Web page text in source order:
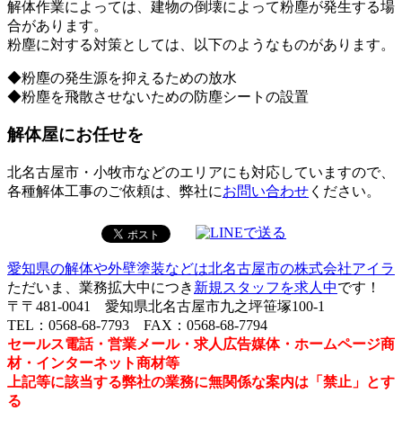
解体作業によっては、建物の倒壊によって粉塵が発生する場
合があります。
粉塵に対する対策としては、以下のようなものがあります。
◆粉塵の発生源を抑えるための放水
◆粉塵を飛散させないための防塵シートの設置
解体屋にお任せを
北名古屋市・小牧市などのエリアにも対応していますので、
各種解体工事のご依頼は、弊社にお問い合わせ ください。
愛知県の解体や外壁塗装などは北名古屋市の株式会社アイラ
ただいま、業務拡大中につき 新規スタッフを求人中です！
〒〒481-0041 愛知県北名古屋市九之坪笹塚100-1
TEL：0568-68-7793 FAX：0568-68-7794
セールス電話・営業メール・求人広告媒体・ホームページ商
材・インターネット商材等
上記等に該当する弊社の業務に無関係な案内は「禁止」とす
る